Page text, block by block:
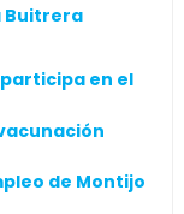
Buitrera
participa en el
de Montijo